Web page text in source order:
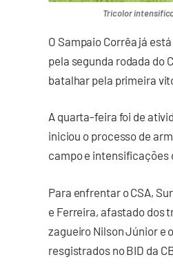
Tricolor
O Sampaio Corrêa já
pela segunda rodada do
batalhar pela primeira
A quarta-feira foi de
iniciou o processo de
campo e intensificações
Para enfrentar o CSA,
e Ferreira, afastado dos
zagueiro Nilson Júnior e
resgistrados no BID da